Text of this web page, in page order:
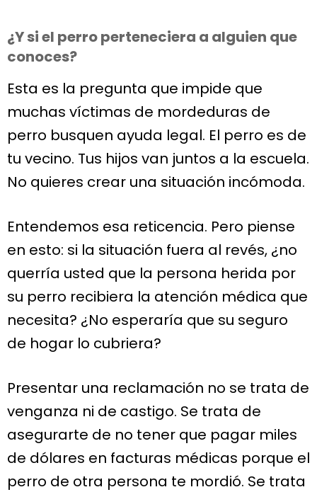
¿Y si el perro perteneciera a alguien que
conoces?
Esta es la pregunta que impide que
muchas víctimas de mordeduras de
perro busquen ayuda legal. El perro es de
tu vecino. Tus hijos van juntos a la escuela.
No quieres crear una situación incómoda.
Entendemos esa reticencia. Pero piense
en esto: si la situación fuera al revés, ¿no
querría usted que la persona herida por
su perro recibiera la atención médica que
necesita? ¿No esperaría que su seguro
de hogar lo cubriera?
Presentar una reclamación no se trata de
venganza ni de castigo. Se trata de
asegurarte de no tener que pagar miles
de dólares en facturas médicas porque el
perro de otra persona te mordió. Se trata